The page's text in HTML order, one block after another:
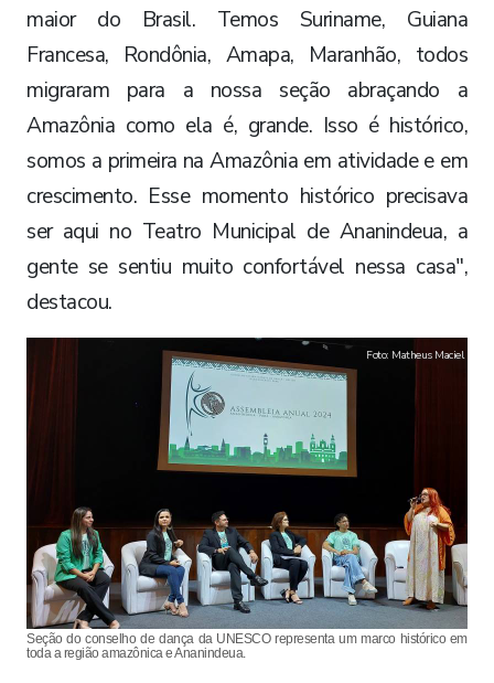
maior do Brasil. Temos Suriname, Guiana
Francesa, Rondônia, Amapa, Maranhão, todos
migraram para a nossa seção abraçando a
Amazônia como ela é, grande. Isso é histórico,
somos a primeira na Amazônia em atividade e em
crescimento. Esse momento histórico precisava
ser aqui no Teatro Municipal de Ananindeua, a
gente se sentiu muito confortável nessa casa",
destacou.
Seção do conselho de dança da UNESCO representa um marco histórico em
toda a região amazônica e Ananindeua.
Foto: Matheus Maciel